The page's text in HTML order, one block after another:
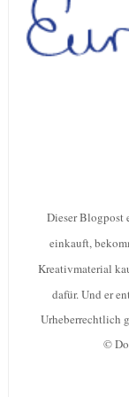
Dieser Blogpost
einkauft,
Kreativmaterial
dafür. Und er
Urheberrechtlich
©